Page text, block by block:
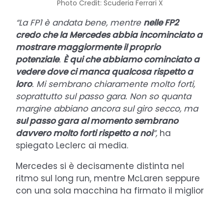
Photo Credit: Scuderia Ferrari X
“La FP1 è andata bene, mentre nelle FP2
credo che la Mercedes abbia incominciato a
mostrare maggiormente il proprio
potenziale. È qui che abbiamo cominciato a
vedere dove ci manca qualcosa rispetto a
loro. Mi sembrano chiaramente molto forti,
soprattutto sul passo gara. Non so quanta
margine abbiano ancora sul giro secco, ma
sul passo gara al momento sembrano
davvero molto forti rispetto a noi”, ha
spiegato Leclerc ai media.
Mercedes si è decisamente distinta nel
ritmo sul long run, mentre McLaren seppure
con una sola macchina ha firmato il miglior